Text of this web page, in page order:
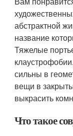
абстрактной
название
Тяжелые
сильны в
вещи в
выкрасить
Что такое